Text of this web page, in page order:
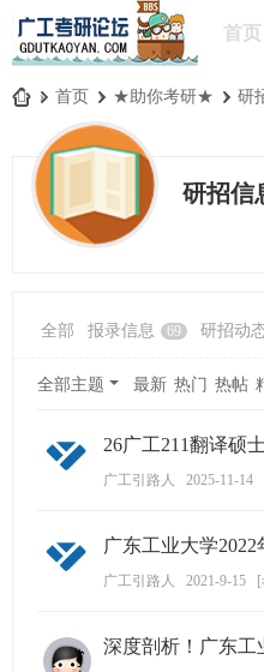
首页
» 首页 › ★助你考研★ › 研
研招信
全部 报录信息 69 研招动
全部主题 最新 热门 热帖
26广工211翻译硕
广工引路人 2025-11-14
广东工业大学
广工引路人 2021-9-15 [
深度剖析！广东工